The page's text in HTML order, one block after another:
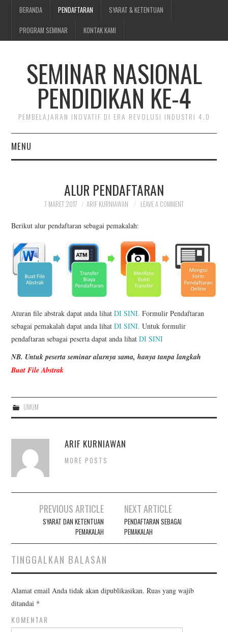
BERANDA PENDAFTARAN SYARAT & KETENTUAN
PROGRAM SEMINAR KONTAK KAMI
SEMINAR NASIONAL
PENDIDIKAN KE-4
PEMBELAJARAN INOVATIF DI ERA REVOLUSI INDUSTRI 4.0
MENU
PENDAFTARAN
SYARAT & KETENTUAN
PROGRAM SEMINAR
KONTAK KAMI
ALUR PENDAFTARAN
7 MARET 2017 ARIF KURNIAWAN LEAVE A COMMENT
Berikut alur pendaftaran sebagai pemakalah:
Aturan file abstrak dapat anda lihatDI SINI. Formulir Pendaftaran
sebagai pemakalah dapat anda lihatDI SINI. Untuk formulir
pendaftaran sebagai peserta dapat anda lihatDI SINI
NB. Untuk peserta seminar alurnya sama, hanya tanpa langkah
Buat File Abstrak
UMUM
ARIF KURNIAWAN
MORE POSTS
Post navigation
PREVIOUS ARTICLE
SYARAT DAN KETENTUAN
PEMAKALAH
NEXT ARTICLE
PENDAFTARAN SEBAGAI
PEMAKALAH
TINGGALKAN BALASAN
Alamat email Anda tidak akan dipublikasikan. Ruas yang wajib
ditandai *
KOMENTAR